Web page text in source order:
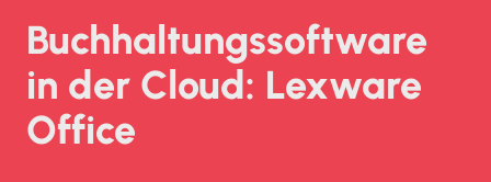
Buch­haltungs­soft­ware
in der Cloud: Lexware
Office